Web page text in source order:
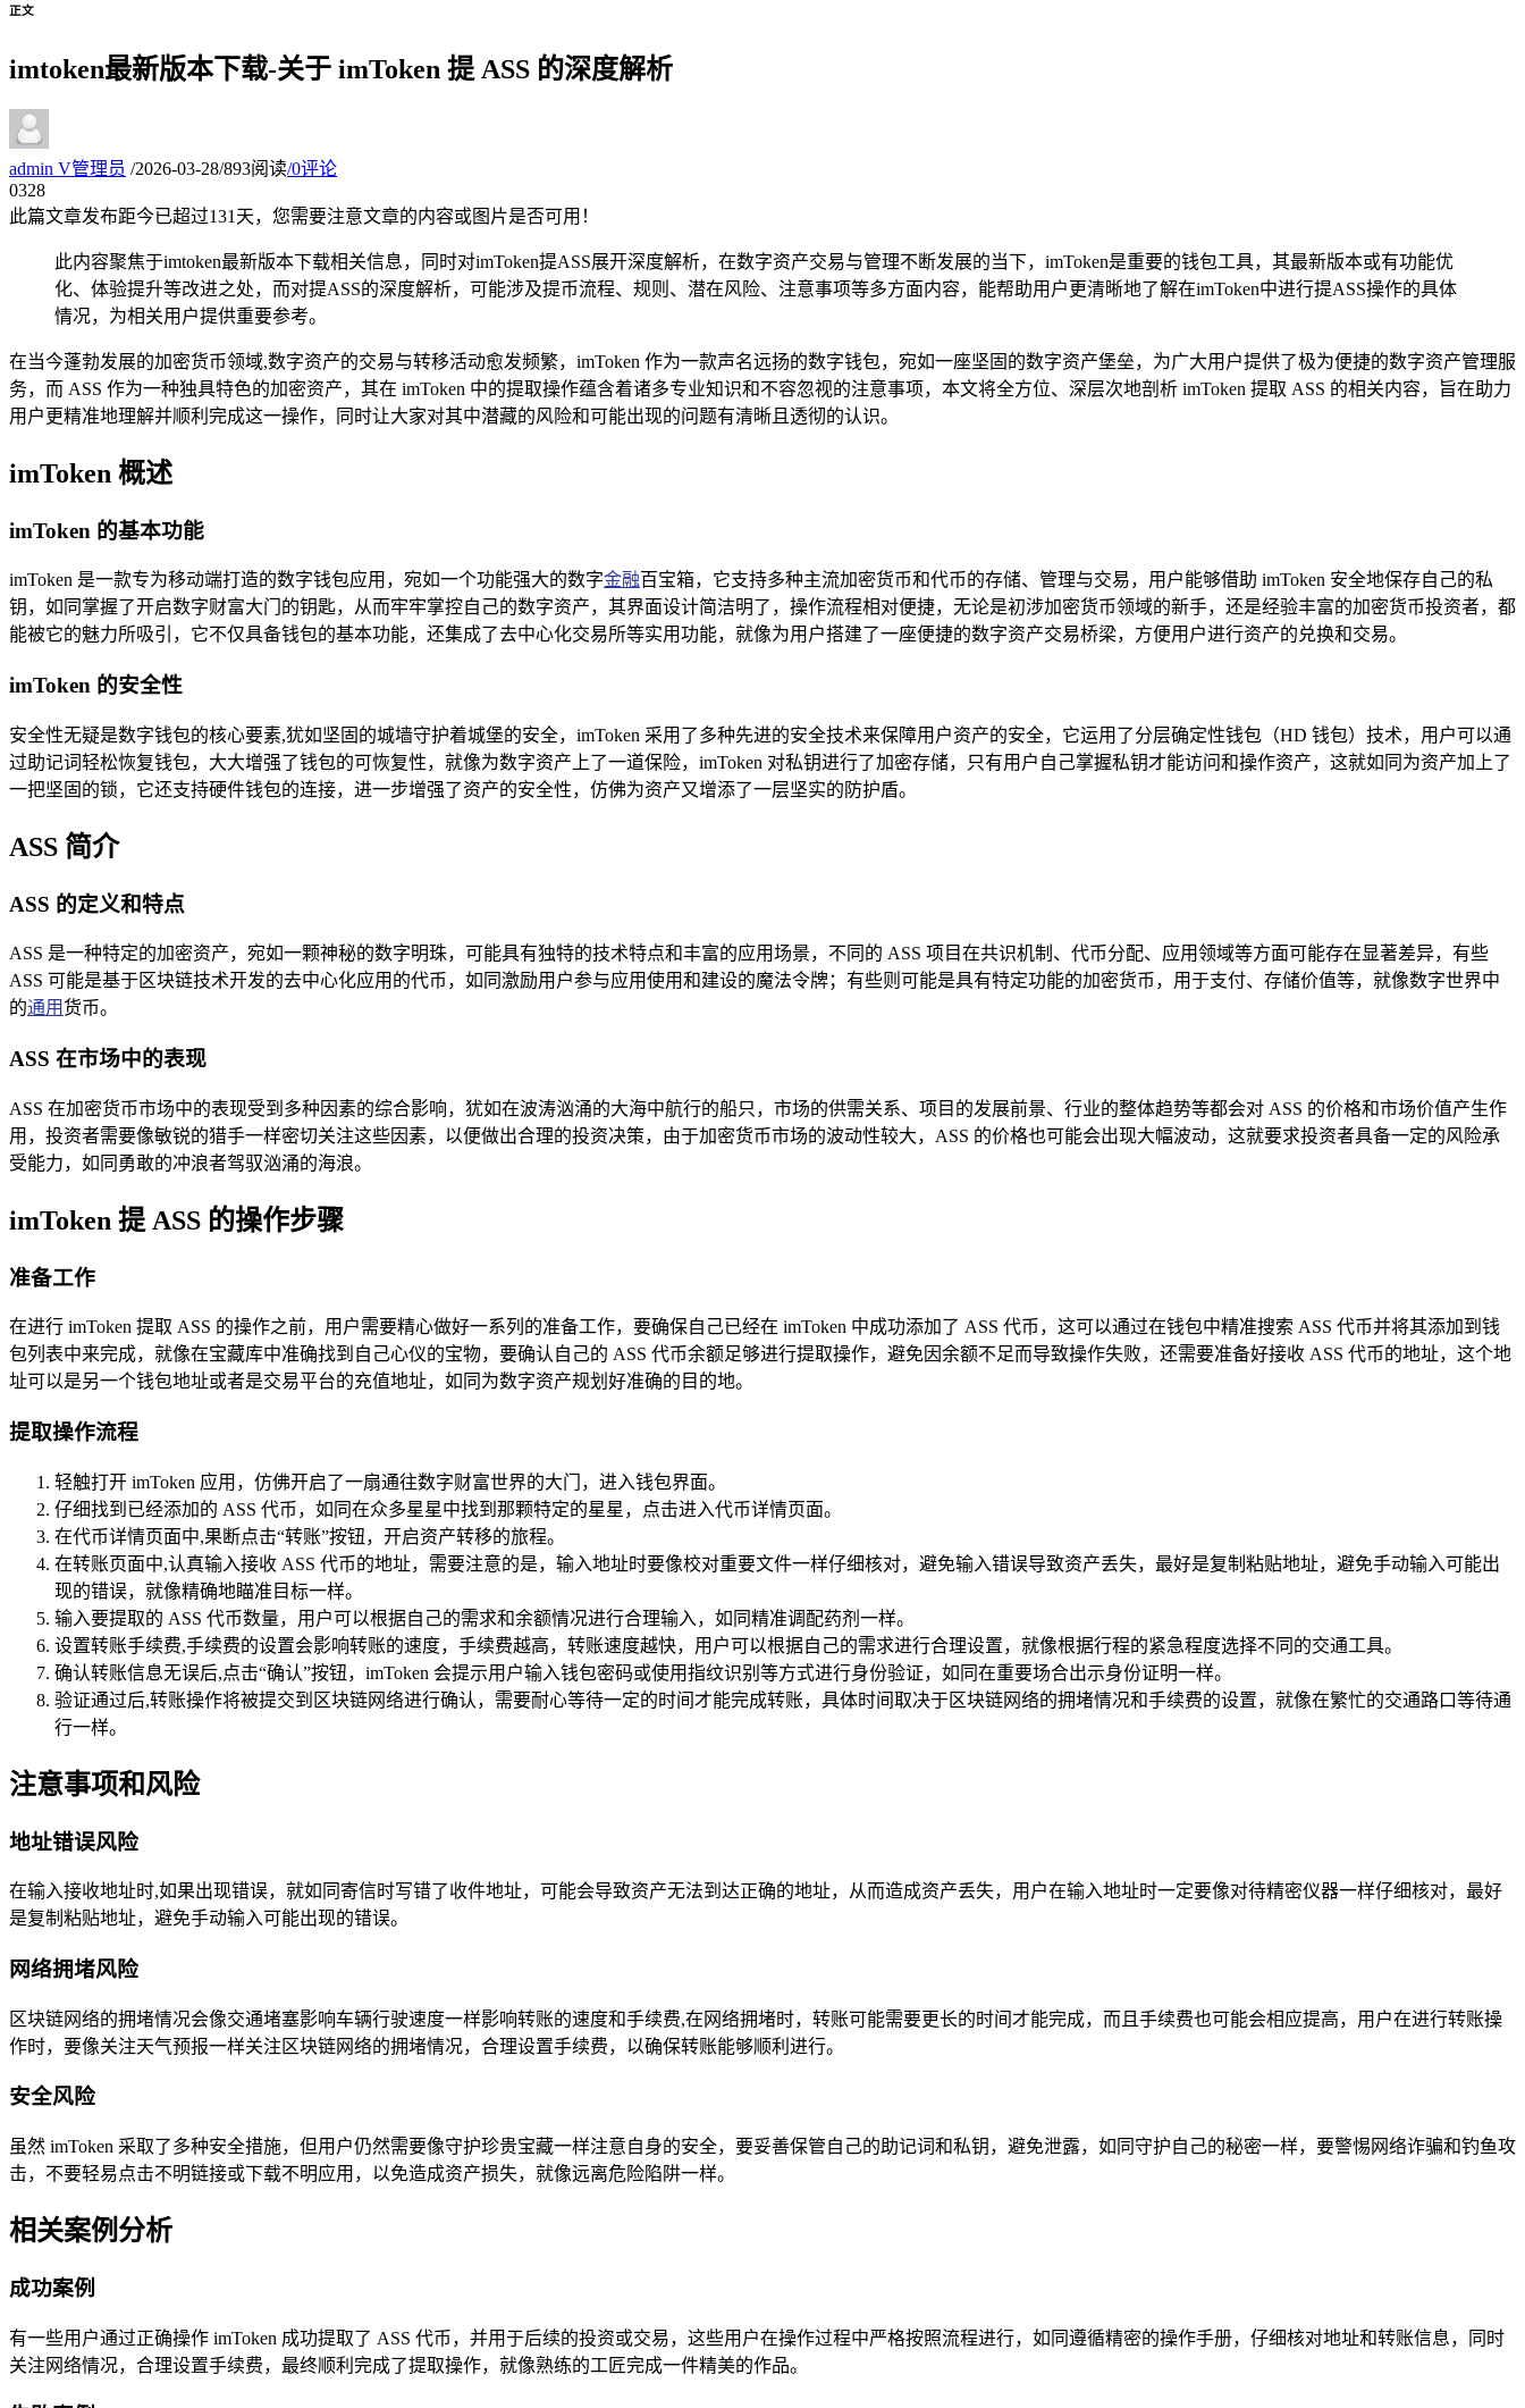
正文
imtoken最新版本下载-关于 imToken 提 ASS 的深度解析
admin V管理员 /2026-03-28/893阅读/0评论
0328
此篇文章发布距今已超过131 天，您需要注意文章的内容或图片是否可用！
此内容聚焦于imtoken最新版本下载相关信息，同时对imToken提ASS展开深度解析，在数字资产交易与管理不断发展的当下，imToken是重要的钱包工具，其最新版本或有功能优
化、体验提升等改进之处，而对提ASS的深度解析，可能涉及提币流程、规则、潜在风险、注意事项等多方面内容，能帮助用户更清晰地了解在imToken中进行提ASS操作的具体
情况，为相关用户提供重要参考。
在当今蓬勃发展的加密货币领域,数字资产的交易与转移活动愈发频繁，imToken 作为一款声名远扬的数字钱包，宛如一座坚固的数字资产堡垒，为广大用户提供了极为便捷的数字资产管理服
务，而 ASS 作为一种独具特色的加密资产，其在 imToken 中的提取操作蕴含着诸多专业知识和不容忽视的注意事项，本文将全方位、深层次地剖析 imToken 提取 ASS 的相关内容，旨在助力
用户更精准地理解并顺利完成这一操作，同时让大家对其中潜藏的风险和可能出现的问题有清晰且透彻的认识。
imToken 概述
imToken 的基本功能
imToken 是一款专为移动端打造的数字钱包应用，宛如一个功能强大的数字金融百宝箱，它支持多种主流加密货币和代币的存储、管理与交易，用户能够借助 imToken 安全地保存自己的私
钥，如同掌握了开启数字财富大门的钥匙，从而牢牢掌控自己的数字资产，其界面设计简洁明了，操作流程相对便捷，无论是初涉加密货币领域的新手，还是经验丰富的加密货币投资者，都
能被它的魅力所吸引，它不仅具备钱包的基本功能，还集成了去中心化交易所等实用功能，就像为用户搭建了一座便捷的数字资产交易桥梁，方便用户进行资产的兑换和交易。
imToken 的安全性
安全性无疑是数字钱包的核心要素,犹如坚固的城墙守护着城堡的安全，imToken 采用了多种先进的安全技术来保障用户资产的安全，它运用了分层确定性钱包（HD 钱包）技术，用户可以通
过助记词轻松恢复钱包，大大增强了钱包的可恢复性，就像为数字资产上了一道保险，imToken 对私钥进行了加密存储，只有用户自己掌握私钥才能访问和操作资产，这就如同为资产加上了
一把坚固的锁，它还支持硬件钱包的连接，进一步增强了资产的安全性，仿佛为资产又增添了一层坚实的防护盾。
ASS 简介
ASS 的定义和特点
ASS 是一种特定的加密资产，宛如一颗神秘的数字明珠，可能具有独特的技术特点和丰富的应用场景，不同的 ASS 项目在共识机制、代币分配、应用领域等方面可能存在显著差异，有些
ASS 可能是基于区块链技术开发的去中心化应用的代币，如同激励用户参与应用使用和建设的魔法令牌；有些则可能是具有特定功能的加密货币，用于支付、存储价值等，就像数字世界中
的通用货币。
ASS 在市场中的表现
ASS 在加密货币市场中的表现受到多种因素的综合影响，犹如在波涛汹涌的大海中航行的船只，市场的供需关系、项目的发展前景、行业的整体趋势等都会对 ASS 的价格和市场价值产生作
用，投资者需要像敏锐的猎手一样密切关注这些因素，以便做出合理的投资决策，由于加密货币市场的波动性较大，ASS 的价格也可能会出现大幅波动，这就要求投资者具备一定的风险承
受能力，如同勇敢的冲浪者驾驭汹涌的海浪。
imToken 提 ASS 的操作步骤
准备工作
在进行 imToken 提取 ASS 的操作之前，用户需要精心做好一系列的准备工作，要确保自己已经在 imToken 中成功添加了 ASS 代币，这可以通过在钱包中精准搜索 ASS 代币并将其添加到钱
包列表中来完成，就像在宝藏库中准确找到自己心仪的宝物，要确认自己的 ASS 代币余额足够进行提取操作，避免因余额不足而导致操作失败，还需要准备好接收 ASS 代币的地址，这个地
址可以是另一个钱包地址或者是交易平台的充值地址，如同为数字资产规划好准确的目的地。
提取操作流程
轻触打开 imToken 应用，仿佛开启了一扇通往数字财富世界的大门，进入钱包界面。
仔细找到已经添加的 ASS 代币，如同在众多星星中找到那颗特定的星星，点击进入代币详情页面。
在代币详情页面中,果断点击“转账”按钮，开启资产转移的旅程。
在转账页面中,认真输入接收 ASS 代币的地址，需要注意的是，输入地址时要像校对重要文件一样仔细核对，避免输入错误导致资产丢失，最好是复制粘贴地址，避免手动输入可能出
现的错误，就像精确地瞄准目标一样。
输入要提取的 ASS 代币数量，用户可以根据自己的需求和余额情况进行合理输入，如同精准调配药剂一样。
设置转账手续费,手续费的设置会影响转账的速度，手续费越高，转账速度越快，用户可以根据自己的需求进行合理设置，就像根据行程的紧急程度选择不同的交通工具。
确认转账信息无误后,点击“确认”按钮，imToken 会提示用户输入钱包密码或使用指纹识别等方式进行身份验证，如同在重要场合出示身份证明一样。
验证通过后,转账操作将被提交到区块链网络进行确认，需要耐心等待一定的时间才能完成转账，具体时间取决于区块链网络的拥堵情况和手续费的设置，就像在繁忙的交通路口等待通
行一样。
注意事项和风险
地址错误风险
在输入接收地址时,如果出现错误，就如同寄信时写错了收件地址，可能会导致资产无法到达正确的地址，从而造成资产丢失，用户在输入地址时一定要像对待精密仪器一样仔细核对，最好
是复制粘贴地址，避免手动输入可能出现的错误。
网络拥堵风险
区块链网络的拥堵情况会像交通堵塞影响车辆行驶速度一样影响转账的速度和手续费,在网络拥堵时，转账可能需要更长的时间才能完成，而且手续费也可能会相应提高，用户在进行转账操
作时，要像关注天气预报一样关注区块链网络的拥堵情况，合理设置手续费，以确保转账能够顺利进行。
安全风险
虽然 imToken 采取了多种安全措施，但用户仍然需要像守护珍贵宝藏一样注意自身的安全，要妥善保管自己的助记词和私钥，避免泄露，如同守护自己的秘密一样，要警惕网络诈骗和钓鱼攻
击，不要轻易点击不明链接或下载不明应用，以免造成资产损失，就像远离危险陷阱一样。
相关案例分析
成功案例
有一些用户通过正确操作 imToken 成功提取了 ASS 代币，并用于后续的投资或交易，这些用户在操作过程中严格按照流程进行，如同遵循精密的操作手册，仔细核对地址和转账信息，同时
关注网络情况，合理设置手续费，最终顺利完成了提取操作，就像熟练的工匠完成一件精美的作品。